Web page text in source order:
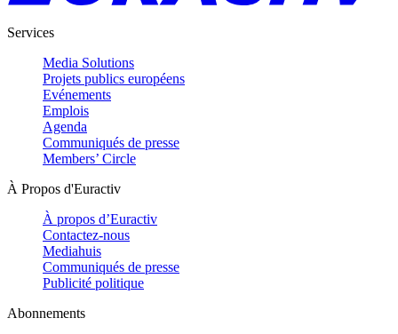
Services
Media Solutions
Projets publics européens
Evénements
Emplois
Agenda
Communiqués de presse
Members’ Circle
À Propos d'Euractiv
À propos d’Euractiv
Contactez-nous
Mediahuis
Communiqués de presse
Publicité politique
Abonnements